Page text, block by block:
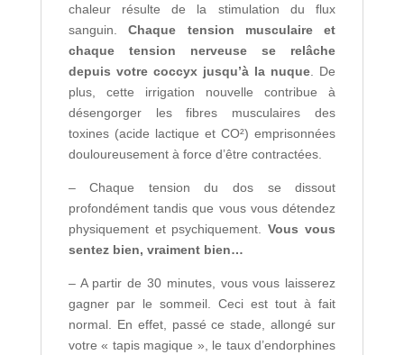
chaleur résulte de la stimulation du flux
sanguin.Chaque tension musculaire et
chaque tension nerveuse se relâche
depuis votre coccyx jusqu’à la nuque . De
plus, cette irrigation nouvelle contribue à
désengorger les fibres musculaires des
toxines (acide lactique et CO²) emprisonnées
douloureusement à force d’être contractées.
– Chaque tension du dos se dissout
profondément tandis que vous vous détendez
physiquement et psychiquement.Vous vous
sentez bien, vraiment bien…
– A partir de 30 minutes, vous vous laisserez
gagner par le sommeil. Ceci est tout à fait
normal. En effet, passé ce stade, allongé sur
votre « tapis magique », le taux d’endorphines